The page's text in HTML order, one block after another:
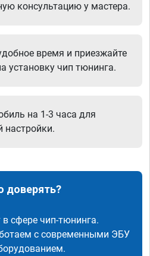
консультацию у мастера.
время и приезжайте
установку чип тюнинга.
на 1-3 часа для
настройки.
доверять?
сфере чип-тюнинга.
с современными ЭБУ